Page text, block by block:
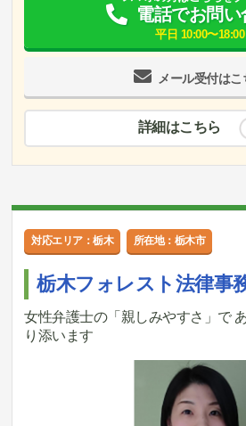
メール受付はこ
電話でお問い
平日 10:00〜18:00
詳細はこちら
対応エリア：栃木 所在地：栃木市
栃木フォレスト法律事
女性弁護士の「親しみやすさ」で
り添います